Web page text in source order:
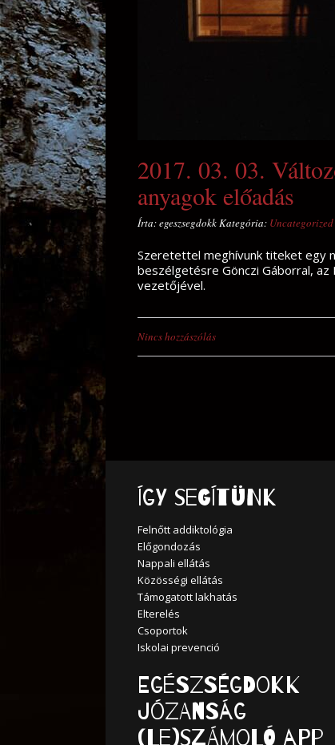
2017. 03. 03.
anyagok előadás
Írta: egeszsegdokk Kategória: Uncategorized
Szeretettel meghívunk titeket egy
beszélgetésre Gönczi Gáborral, az
vezetőjével.
Nincs hozzászólás
Így segítünk
Felnőtt addiktológia
Előgondozás
Nappali ellátás
Közösségi ellátás
Támogatott lakhatás
Elterelés
Csoportok
Iskolai prevenció
Egészségdokk
Józanság
(Le)számoló APP